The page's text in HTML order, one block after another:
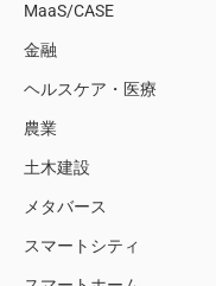
MaaS/CASE
金融
ヘルスケア・医療
農業
土木建設
メタバース
スマートシティ